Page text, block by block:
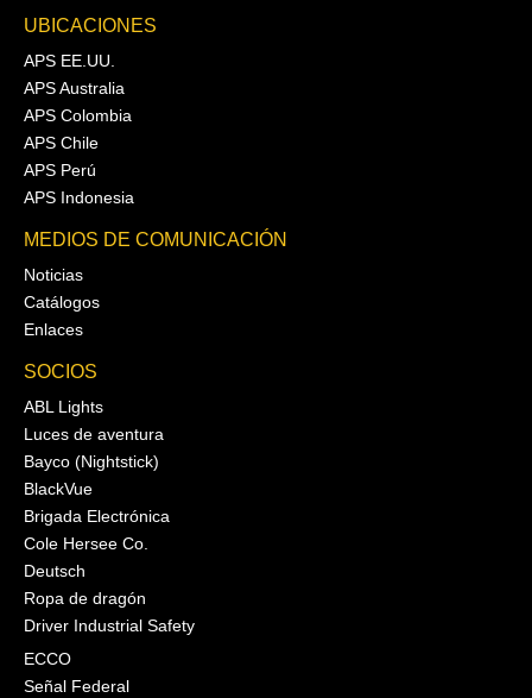
UBICACIONES
APS EE.UU.
APS Australia
APS Colombia
APS Chile
APS Perú
APS Indonesia
MEDIOS DE COMUNICACIÓN
Noticias
Catálogos
Enlaces
SOCIOS
ABL Lights
Luces de aventura
Bayco (Nightstick)
BlackVue
Brigada Electrónica
Cole Hersee Co.
Deutsch
Ropa de dragón
Driver Industrial Safety
ECCO
Señal Federal